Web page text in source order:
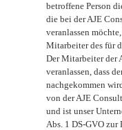
betroffene Person
die bei der AJE
veranlassen
Mitarbeiter des für
Der Mitarbeiter der
veranlassen, dass
nachgekommen
von der AJE
und ist unser
Abs. 1 DS-GVO zur